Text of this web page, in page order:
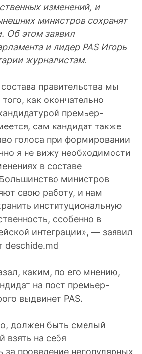
изменений, и
министров сохранят
Об этом заявил
и лидер PAS Игорь
журналистам.
правительства мы
как окончательно
премьер-
сам кандидат также
голоса при формировании
я не вижу необходимости
в составе
министров
свою работу, и нам
институциональную
особенно в
интеграции», — заявил
deschide.md
каким, по его мнению,
на пост премьер-
выдвинет PAS.
должен быть смелый
взять на себя
за проведение непопулярных